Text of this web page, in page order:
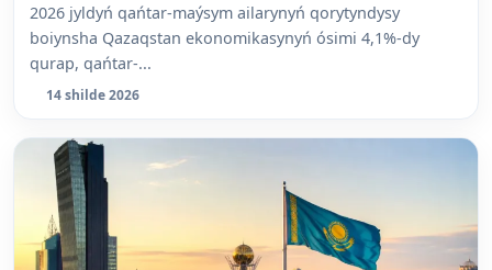
2026 jyldyń qańtar-maýsym ailarynyń qorytyndysy
boiynsha Qazaqstan ekonomikasynyń ósimi 4,1%-dy
qurap, qańtar-...
14 shilde 2026